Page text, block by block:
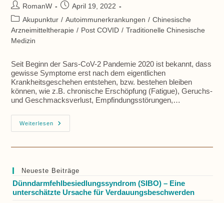
Beitrags-
Autor:
RomanW
Beitrag
veröffentlicht:
April 19, 2022
Beitrags-
Kategorie:
Akupunktur / Autoimmunerkrankungen / Chinesische
Arzneimitteltherapie / Post COVID / Traditionelle Chinesische
Medizin
Seit Beginn der Sars-CoV-2 Pandemie 2020 ist bekannt, dass
gewisse Symptome erst nach dem eigentlichen
Krankheitsgeschehen entstehen, bzw. bestehen bleiben
können, wie z.B. chronische Erschöpfung (Fatigue), Geruchs-
und Geschmacksverlust, Empfindungsstörungen,…
Weiterlesen
Post
COVID
Neueste Beiträge
Dünndarmfehlbesiedlungssyndrom (SIBO) – Eine
unterschätzte Ursache für Verdauungsbeschwerden